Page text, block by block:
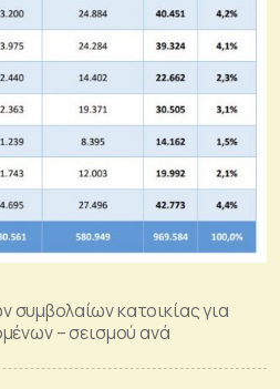
κατοικίας για
– σεισμού ανά